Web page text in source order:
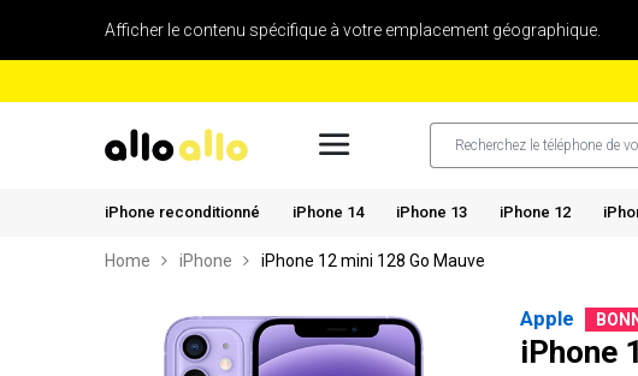
Afficher le contenu spécifique à votre emplacement géographique.
iPhone reconditionné iPhone 14 iPhone 13 iPhone 12
Home iPhone iPhone 12 mini 128 Go Mauve
Apple
iPhone